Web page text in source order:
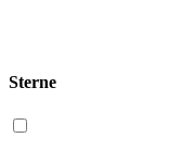
Sterne